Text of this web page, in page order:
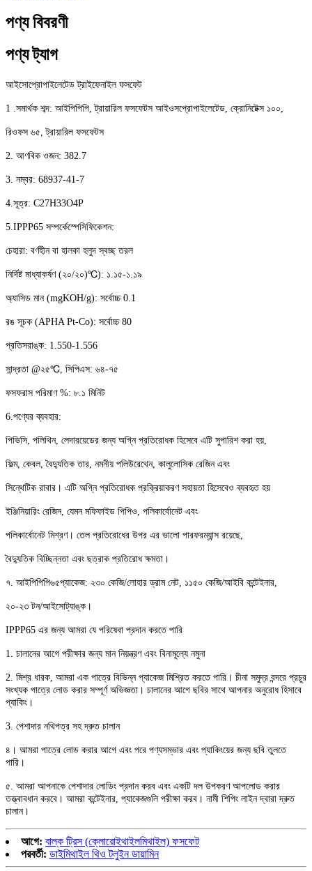
পণ্য বিবরণী
পণ্য ট্যাগ
আইসোপ্রোপাইলেটেড ট্রাইফেনাইল ফসফেট
1 .সমার্থক শব্দ: আইপিপিপি, ট্রায়ারিল ফসফেটস আইওসপ্রোপাইলেটেড, ক্রোনিটেক্স ১০০,
রিওফস ৬৫, ট্রায়ারিল ফসফেটস
2. আণবিক ওজন: 382.7
3. নম্বর: 68937-41-7
4.সূত্র: C27H33O4P
5.IPPP65 সম্পর্কেস্পেসিফিকেশন:
চেহারা: বর্ণহীন বা হালকা হলুদ স্বচ্ছ তরল
নির্দিষ্ট মাধ্যাকর্ষণ (২০/২০)℃): ১.১৫-১.১৯
অ্যাসিড মান (mgKOH/g): সর্বোচ্চ 0.1
রঙ সূচক (APHA Pt-Co): সর্বোচ্চ 80
প্রতিসরাঙ্ক: 1.550-1.556
সান্দ্রতা @২৫℃, সিপিএস: ৬৪-৭৫
ফসফরাস পরিমাণ %: ৮.১ মিনিট
6.পণ্যের ব্যবহার:
পিভিসি, পলিথিন, লেদারয়েডের জন্য অগ্নি প্রতিরোধক হিসেবে এটি সুপারিশ করা হয়,
ফিল্ম, কেবল, বৈদ্যুতিক তার, নমনীয় পলিউরেথেন, কালুলোসিক রেজিন এবং
সিন্থেটিক রাবার। এটি অগ্নি প্রতিরোধক প্রক্রিয়াকরণ সহায়তা হিসেবেও ব্যবহৃত হয়
ইঞ্জিনিয়ারিং রেজিন, যেমন মফিফাইড পিপিও, পলিকার্বোনেট এবং
পলিকার্বোনেট মিশ্রণ। তেল প্রতিরোধের উপর এর ভালো পারফরম্যান্স রয়েছে,
বৈদ্যুতিক বিচ্ছিন্নতা এবং ছত্রাক প্রতিরোধ ক্ষমতা।
৭. আইপিপিপি৬৫প্যাকেজ: ২৩০ কেজি/লোহার ড্রাম নেট, ১১৫০ কেজি/আইবি কন্টেইনার,
২০-২৩ টন/আইসোট্যাঙ্ক।
IPPP65 এর জন্য আমরা যে পরিষেবা প্রদান করতে পারি
1. চালানের আগে পরীক্ষার জন্য মান নিয়ন্ত্রণ এবং বিনামূল্যে নমুনা
2. মিশ্র ধারক, আমরা এক পাত্রে বিভিন্ন প্যাকেজ মিশ্রিত করতে পারি। চীনা সমুদ্র বন্দরে প্রচুর
সংখ্যক পাত্রে লোড করার সম্পূর্ণ অভিজ্ঞতা। চালানের আগে ছবির সাথে আপনার অনুরোধ হিসাবে
প্যাকিং।
3. পেশাদার নথিপত্র সহ দ্রুত চালান
৪। আমরা পাত্রে লোড করার আগে এবং পরে পণ্যসম্ভার এবং প্যাকিংয়ের জন্য ছবি তুলতে
পারি।
৫. আমরা আপনাকে পেশাদার লোডিং প্রদান করব এবং একটি দল উপকরণ আপলোড করার
তত্ত্বাবধান করবে। আমরা কন্টেইনার, প্যাকেজগুলি পরীক্ষা করব। নামী শিপিং লাইন দ্বারা দ্রুত
চালান।
আগে: বাল্ক ট্রিস (ক্লোরোইথাইলমিথাইল) ফসফেট
পরবর্তী: ডাইমিথাইল থিও টলুইন ডায়ামিন